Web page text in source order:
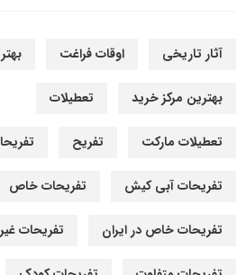
آثار تاریخی اوقات فراغت
بهترین مرکز خرید تعطیلات
تعطیلات مارکت تفریح
تفریحات آبی کیش تفریحات خاص
تفریحات خاص در ایران تفریحات